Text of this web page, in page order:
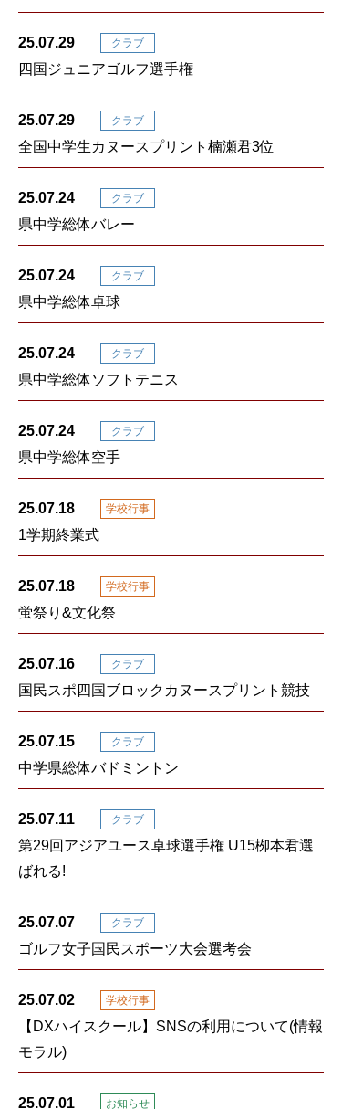
クラブ
25.07.29
四国ジュニアゴルフ選手権
クラブ
25.07.29
全国中学生カヌースプリント楠瀬君3位
クラブ
25.07.24
県中学総体バレー
クラブ
25.07.24
県中学総体卓球
クラブ
25.07.24
県中学総体ソフトテニス
クラブ
25.07.24
県中学総体空手
学校行事
25.07.18
1学期終業式
学校行事
25.07.18
蛍祭り&文化祭
クラブ
25.07.16
国民スポ四国ブロックカヌースプリント競技
クラブ
25.07.15
中学県総体バドミントン
クラブ
25.07.11
第29回アジアユース卓球選手権 U15栁本君選
ばれる!
クラブ
25.07.07
ゴルフ女子国民スポーツ大会選考会
学校行事
25.07.02
【DXハイスクール】SNSの利用について(情報
モラル)
お知らせ
25.07.01